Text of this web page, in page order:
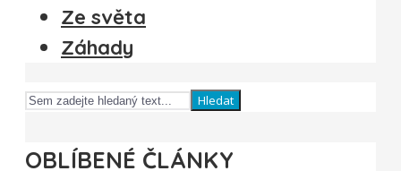
Ze světa
Záhady
Hledat
OBLÍBENÉ ČLÁNKY